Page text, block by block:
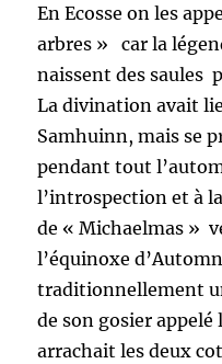
En Ecosse on les
arbres » car la
naissent des saules
La divination avait
Samhuinn, mais se
pendant tout
l’introspection et à
de « Michaelmas »
l’équinoxe
traditionnellement
de son gosier appelé
arrachait les deux